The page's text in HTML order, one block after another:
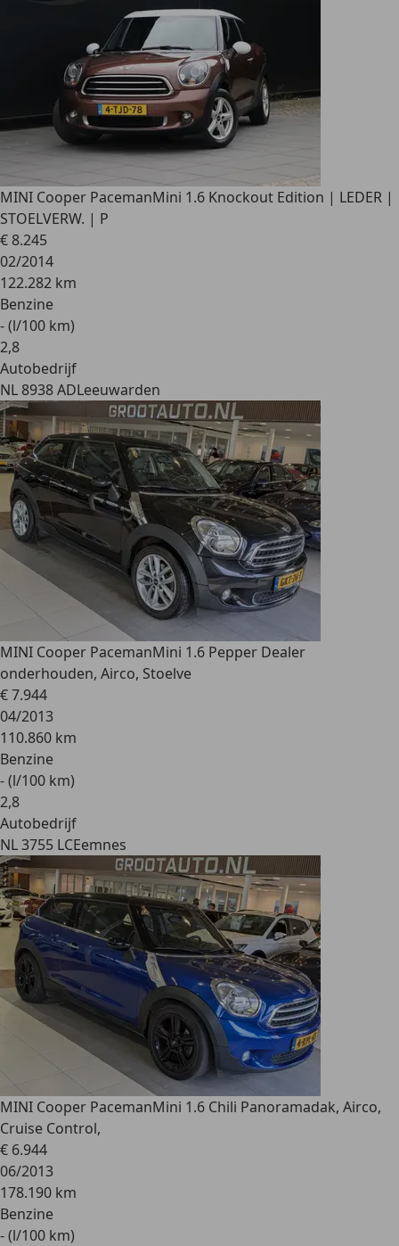
MINI Cooper PacemanMini 1.6 Knockout Edition | LEDER |
STOELVERW. | P
€ 8.245
02/2014
122.282 km
Benzine
- (l/100 km)
2,8
Autobedrijf
NL 8938 ADLeeuwarden
MINI Cooper PacemanMini 1.6 Pepper Dealer
onderhouden, Airco, Stoelve
€ 7.944
04/2013
110.860 km
Benzine
- (l/100 km)
2,8
Autobedrijf
NL 3755 LCEemnes
MINI Cooper PacemanMini 1.6 Chili Panoramadak, Airco,
Cruise Control,
€ 6.944
06/2013
178.190 km
Benzine
- (l/100 km)